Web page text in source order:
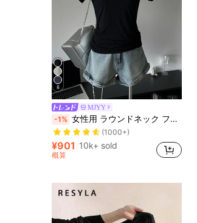
8
MJYY
-1% 女性用 ラウンドネック フィッテッド 半袖Tシャツ、アメリカンスタイル、ホワイト、春夏新作カジュアル ブラック
売り切れ間近！
(1000+)
売り切れ間近！
(1000+)
売り切れ間近！
(1000+)
売り切れ間近！
¥901 10k+ sold
概算